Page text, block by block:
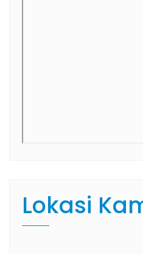
Lokasi